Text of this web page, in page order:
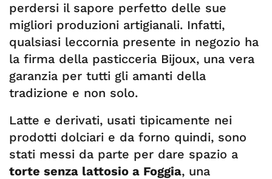
perdersi il sapore perfetto delle sue
migliori produzioni artigianali. Infatti,
qualsiasi leccornia presente in negozio ha
la firma della pasticceria Bijoux, una vera
garanzia per tutti gli amanti della
tradizione e non solo.
Latte e derivati, usati tipicamente nei
prodotti dolciari e da forno quindi, sono
stati messi da parte per dare spazio a
torte senza lattosio a Foggia, una